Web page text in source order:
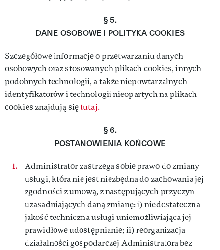
§ 5.
DANE OSOBOWE I POLITYKA COOKIES
Szczegółowe informacje o przetwarzaniu danych
osobowych oraz stosowanych plikach cookies, innych
podobnych technologii, a także niepowtarzalnych
identyfikatorów i technologii nieopartych na plikach
cookies znajdują siętutaj.
§ 6.
POSTANOWIENIA KOŃCOWE
Administrator zastrzega sobie prawo do zmiany
usługi, która nie jest niezbędna do zachowania jej
zgodności z umową, z następujących przyczyn
uzasadniających daną zmianę: i) niedostateczna
jakość techniczna usługi uniemożliwiająca jej
prawidłowe udostępnianie; ii) reorganizacja
działalności gospodarczej Administratora bez